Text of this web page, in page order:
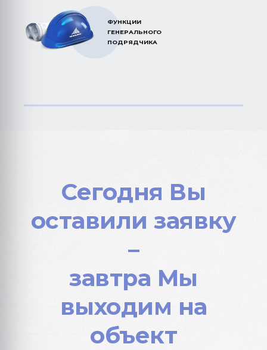
ФУНКЦИИ
ГЕНЕРАЛЬНОГО
ПОДРЯДЧИКА
Сегодня Вы
оставили заявку
–
завтра Мы
выходим на
объект